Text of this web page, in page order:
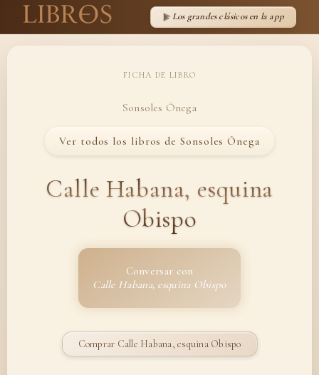
Los grandes clásicos en la app
FICHA DE LIBRO
Sonsoles Ónega
Ver todos los libros de Sonsoles Ónega
Calle Habana, esquina
Obispo
Conversar con
Calle Habana, esquina Obispo
Comprar Calle Habana, esquina Obispo